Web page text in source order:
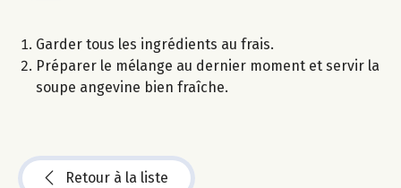
Garder tous les ingrédients au frais.
Préparer le mélange au dernier moment et servir la
soupe angevine bien fraîche.
Retour à la liste